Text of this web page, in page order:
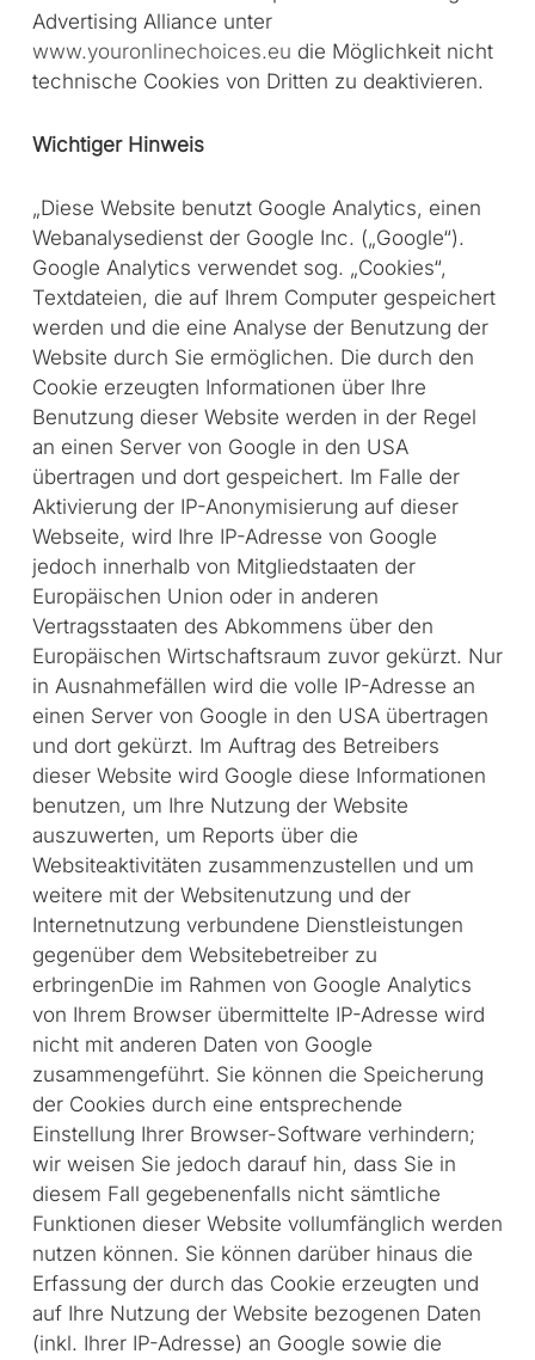
Advertising Alliance unter
www.youronlinechoices.eu die Möglichkeit nicht
technische Cookies von Dritten zu deaktivieren.
Wichtiger Hinweis
„Diese Website benutzt Google Analytics, einen
Webanalysedienst der Google Inc. („Google“).
Google Analytics verwendet sog. „Cookies“,
Textdateien, die auf Ihrem Computer gespeichert
werden und die eine Analyse der Benutzung der
Website durch Sie ermöglichen. Die durch den
Cookie erzeugten Informationen über Ihre
Benutzung dieser Website werden in der Regel
an einen Server von Google in den USA
übertragen und dort gespeichert. Im Falle der
Aktivierung der IP-Anonymisierung auf dieser
Webseite, wird Ihre IP-Adresse von Google
jedoch innerhalb von Mitgliedstaaten der
Europäischen Union oder in anderen
Vertragsstaaten des Abkommens über den
Europäischen Wirtschaftsraum zuvor gekürzt. Nur
in Ausnahmefällen wird die volle IP-Adresse an
einen Server von Google in den USA übertragen
und dort gekürzt. Im Auftrag des Betreibers
dieser Website wird Google diese Informationen
benutzen, um Ihre Nutzung der Website
auszuwerten, um Reports über die
Websiteaktivitäten zusammenzustellen und um
weitere mit der Websitenutzung und der
Internetnutzung verbundene Dienstleistungen
gegenüber dem Websitebetreiber zu
erbringenDie im Rahmen von Google Analytics
von Ihrem Browser übermittelte IP-Adresse wird
nicht mit anderen Daten von Google
zusammengeführt. Sie können die Speicherung
der Cookies durch eine entsprechende
Einstellung Ihrer Browser-Software verhindern;
wir weisen Sie jedoch darauf hin, dass Sie in
diesem Fall gegebenenfalls nicht sämtliche
Funktionen dieser Website vollumfänglich werden
nutzen können. Sie können darüber hinaus die
Erfassung der durch das Cookie erzeugten und
auf Ihre Nutzung der Website bezogenen Daten
(inkl. Ihrer IP-Adresse) an Google sowie die